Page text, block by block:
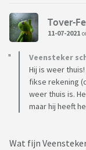
Tover-
11-07-2021
Veensteker
Hij is weer
fikse rekening
weer thuis is.
maar hij heeft
Wat fijn